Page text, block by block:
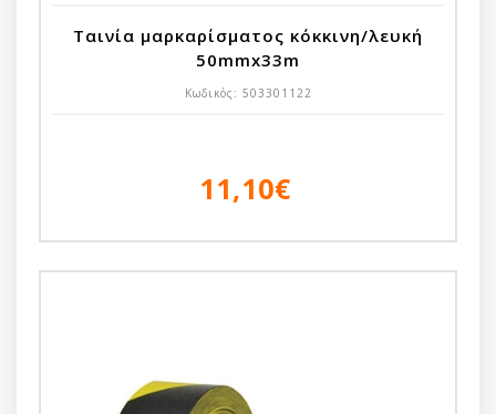
Ταινία μαρκαρίσματος κόκκινη/λευκή
50mmx33m
Κωδικός: 503301122
11,10€